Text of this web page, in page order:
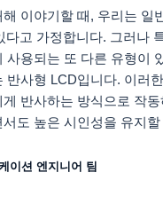
이야기할 때, 우리는 일
다고 가정합니다. 그러나
사용되는 또 다른 유형이
반사형 LCD입니다. 이러
반사하는 방식으로 작동
도 높은 시인성을 유지
이션 엔지니어 팀